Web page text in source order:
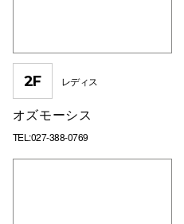
2F レディス
オズモーシス
TEL:027-388-0769